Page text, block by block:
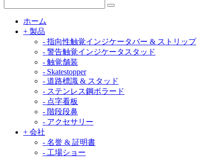
ホーム
+ 製品
- 指向性触覚インジケータバー & ストリップ
- 警告触覚インジケータスタッド
- 触覚舗装
- Skatestopper
- 道路標識 & スタッド
- ステンレス鋼ボラード
- 点字看板
- 階段段鼻
- アクセサリー
+ 会社
- 名誉 & 証明書
- 工場ショー